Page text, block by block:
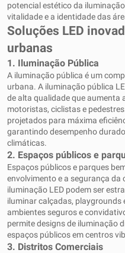
potencial estético da
vitalidade e a identidade das
Soluções LED
urbanas
1. Iluminação Pública
A iluminação pública é um
urbana. A iluminação pública
de alta qualidade que aumenta
motoristas, ciclistas e pedestres.
projetados para máxima
garantindo desempenho
climáticas.
2. Espaços públicos e
Espaços públicos e parques
envolvimento e a segurança da
iluminação LED podem ser
iluminar calçadas, playgrounds
ambientes seguros e
permite designs de iluminação
espaços públicos em centros
3. Distritos Comerciais